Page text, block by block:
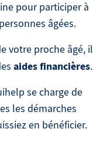
pour participer à
âgées.
votre proche âgé, il
aides financières.
se charge de
les démarches
en bénéficier.